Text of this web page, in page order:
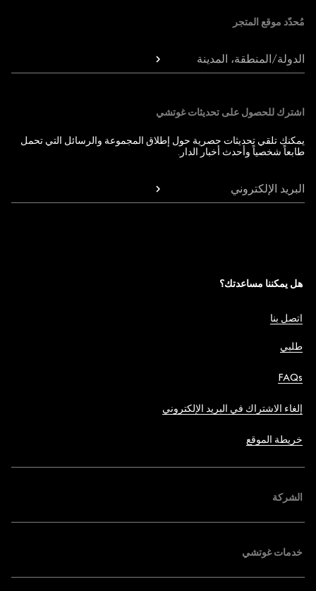
مُحدّد موقع المتجر
الدولة/المنطقة، المدينة
اشترك للحصول على تحديثات غوتشي
يمكنك تلقي تحديثات حصرية حول إطلاق المجموعة والرسائل التي تحمل
طابعاً شخصياً وأحدث أخبار الدار.
البريد الإلكتروني
هل يمكننا مساعدتك؟
اتصل بنا
طلبي
FAQs
إلغاء الاشتراك في البريد الإلكتروني
خريطة الموقع
الشركة
خدمات غوتشي